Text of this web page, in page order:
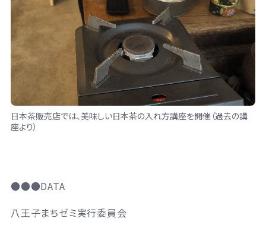
日本茶販売店では、美味しい日本茶の入れ方講座を開催（過去の講
座より）
●●●DATA
八王子まちゼミ実行委員会